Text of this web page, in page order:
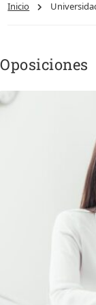
Inicio